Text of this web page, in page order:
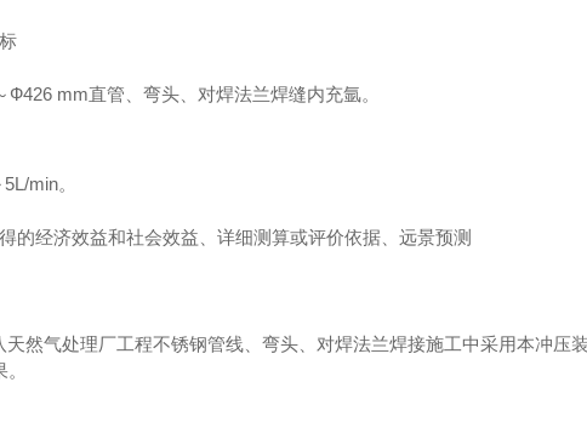
mm直管、弯头、对焊法兰焊缝内充氩。
min。
的经济效益和社会效益、详细测算或评价依据、远景预测
然气处理厂工程不锈钢管线、弯头、对焊法兰焊接施工中采用本冲压